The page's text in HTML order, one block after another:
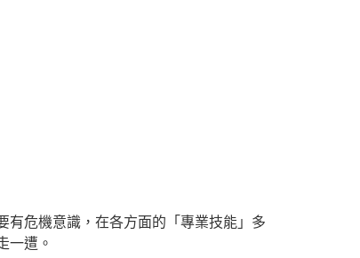
有危機意識，在各方面的「專業技能」多
一遭。